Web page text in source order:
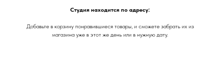
Студия находится по адресу:
Добавьте в корзину понравившиеся товары, и сможете забрать их из
магазина уже в этот же день или в нужную дату.